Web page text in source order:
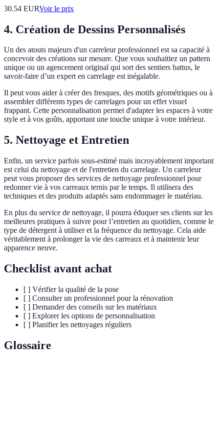
30.54 EURVoir le prix
4. Création de Dessins Personnalisés
Un des atouts majeurs d'un carreleur professionnel est sa capacité à
concevoir des créations sur mesure. Que vous souhaitiez un pattern
unique ou un agencement original qui sort des sentiers battus, le
savoir-faire d’un expert en carrelage est inégalable.
Il peut vous aider à créer des fresques, des motifs géométriques ou à
assembler différents types de carrelages pour un effet visuel
frappant. Cette personnalisation permet d'adapter les espaces à votre
style et à vos goûts, apportant une touche unique à votre intérieur.
5. Nettoyage et Entretien
Enfin, un service parfois sous-estimé mais incroyablement important
est celui du nettoyage et de l'entretien du carrelage. Un carreleur
peut vous proposer des services de nettoyage professionnel pour
redonner vie à vos carreaux ternis par le temps. Il utilisera des
techniques et des produits adaptés sans endommager le matériau.
En plus du service de nettoyage, il pourra éduquer ses clients sur les
meilleures pratiques à suivre pour l’entretien au quotidien, comme le
type de détergent à utiliser et la fréquence du nettoyage. Cela aide
véritablement à prolonger la vie des carreaux et à maintenir leur
apparence neuve.
Checklist avant achat
[ ] Vérifier la qualité de la pose
[ ] Consulter un professionnel pour la rénovation
[ ] Demander des conseils sur les matériaux
[ ] Explorer les options de personnalisation
[ ] Planifier les nettoyages réguliers
Glossaire